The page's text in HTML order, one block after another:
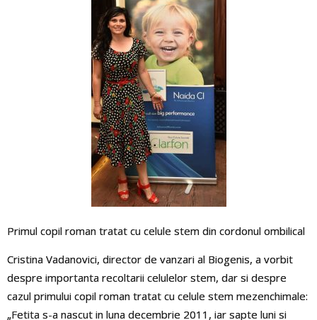
Primul copil roman tratat cu celule stem din cordonul ombilical
Cristina Vadanovici, director de vanzari al Biogenis, a vorbit
despre importanta recoltarii celulelor stem, dar si despre
cazul primului copil roman tratat cu celule stem mezenchimale:
„Fetita s-a nascut in luna decembrie 2011, iar sapte luni si